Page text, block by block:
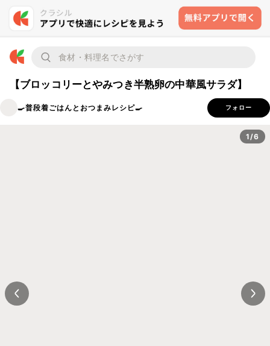
【ブロッコリーとやみつき半熟卵の中華風サラダ】
🍳普段着ごはんとおつまみレシピ🍳 フォロー
1/6